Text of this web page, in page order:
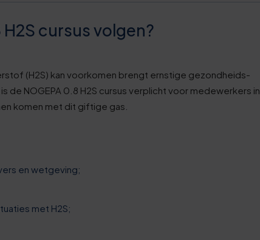
cursus volgen?
(H2S) kan voorkomen brengt ernstige gezondheids-
de NOGEPA 0.8 H2S cursus verplicht voor medewerkers in
komen met dit giftige gas.
en wetgeving;
met H2S;